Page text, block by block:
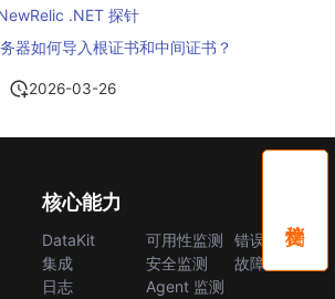
.NET 探针
器如何导入根证书和中间证书？
2026-03-26
核心能力
DataKit
集成
日志
可用性监测
安全监测
Agent 监测
错误中心
故障中心